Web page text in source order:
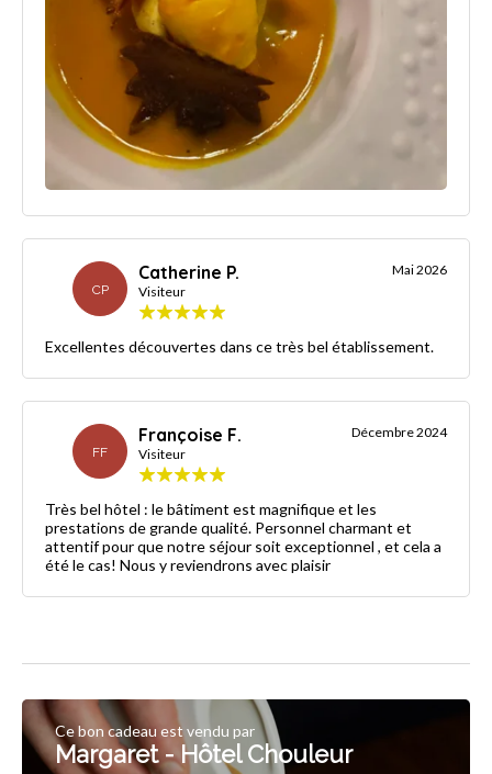
CP
Catherine P.
Visiteur
Mai 2026
Excellentes découvertes dans ce très bel établissement.
FF
Françoise F.
Visiteur
Décembre 2024
Très bel hôtel : le bâtiment est magnifique et les
prestations de grande qualité. Personnel charmant et
attentif pour que notre séjour soit exceptionnel , et cela a
été le cas! Nous y reviendrons avec plaisir
Ce bon cadeau est vendu par
Margaret - Hôtel Chouleur